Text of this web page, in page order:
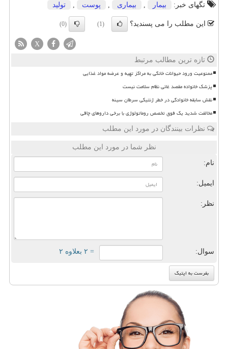
تگهای خبر:
بیمار بیماری پوست تولید
این مطلب را می پسندید؟ (1)
(0)
X
تازه ترین مطالب مرتبط
ممنوعیت ورود حیوانات خانگی به مراکز تهیه و عرضه مواد غذایی
پزشک خانواده مقصد غائی نظام سلامت نیست
نقش سابقه خانوادگی در خطر ژنتیکی سرطان سینه
مخالفت شدید یک فوق تخصص روماتولوژی با برخی داروهای چاقی
نظرات بینندگان در مورد این مطلب
نظر شما در مورد این مطلب
نام:
ایمیل:
نظر:
سوال: = ۲ بعلاوه ۲